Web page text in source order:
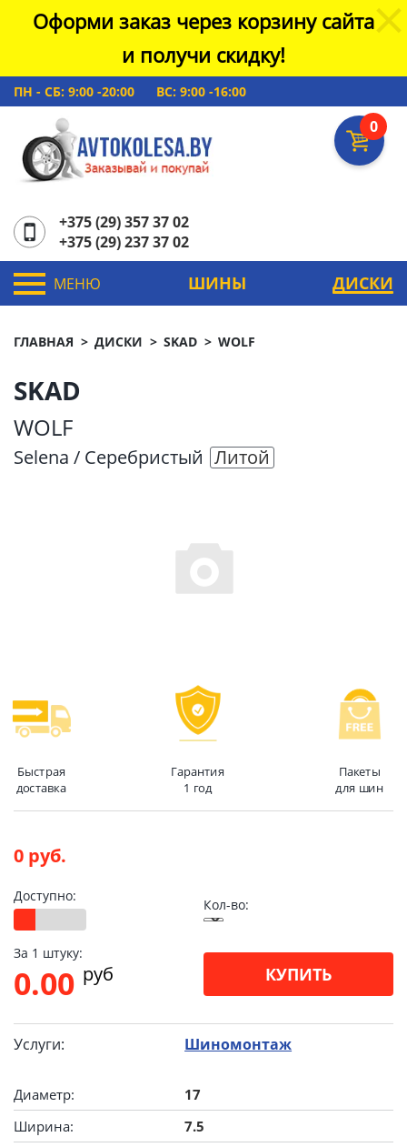
Оформи заказ через корзину сайта
и получи скидку!
ПН - СБ: 9:00 -20:00 ВС: 9:00 -16:00
0
+375 (29) 357 37 02
+375 (29) 237 37 02
МЕНЮ ШИНЫ ДИСКИ
ГЛАВНАЯ ДИСКИ SKAD WOLF
SKAD
WOLF
Selena / Серебристый Литой
Быстрая
доставка
Гарантия
1 год
Пакеты
для шин
0 руб.
Доступно:
Кол-во:
За 1 штуку:
0.00 pуб КУПИТЬ
Услуги: Шиномонтаж
Диаметр:
17
Ширина:
7.5